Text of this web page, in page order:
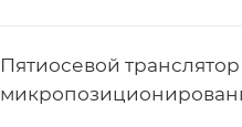
Пятиосевой